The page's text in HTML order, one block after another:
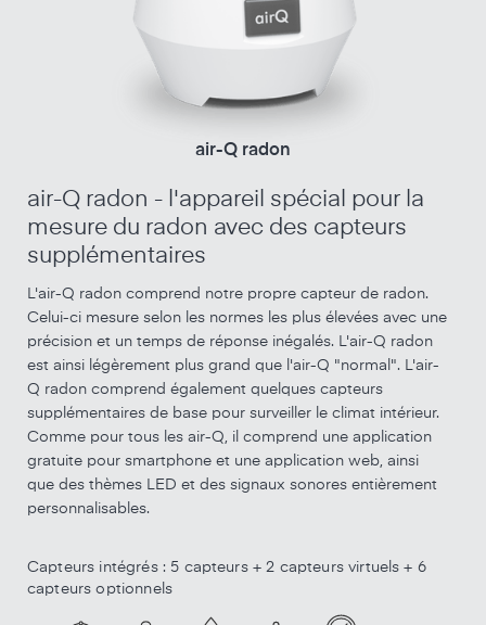
air-Q radon
air-Q radon - l'appareil spécial pour la
mesure du radon avec des capteurs
supplémentaires
L'air-Q radon comprend notre propre capteur de radon.
Celui-ci mesure selon les normes les plus élevées avec une
précision et un temps de réponse inégalés. L'air-Q radon
est ainsi légèrement plus grand que l'air-Q "normal". L'air-
Q radon comprend également quelques capteurs
supplémentaires de base pour surveiller le climat intérieur.
Comme pour tous les air-Q, il comprend une application
gratuite pour smartphone et une application web, ainsi
que des thèmes LED et des signaux sonores entièrement
personnalisables.
Capteurs intégrés : 5 capteurs + 2 capteurs virtuels + 6
capteurs optionnels